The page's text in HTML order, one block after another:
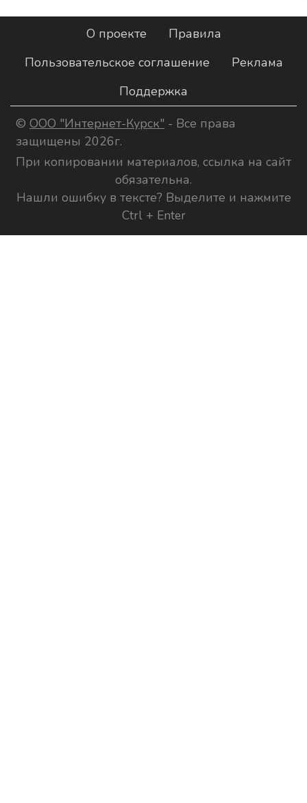
О проекте
Правила
Пользовательское соглашение
Реклама
Поддержка
© ООО "Интернет-Курск" - Все права
защищены 2026г.
При копировании материалов, ссылка на сайт
обязательна.
Нашли ошибку в тексте? Выделите и нажмите
Ctrl + Enter